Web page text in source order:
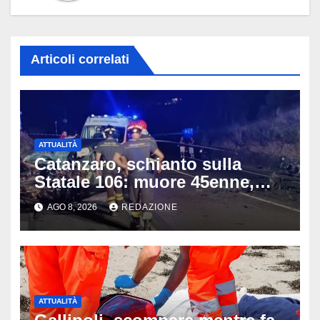
Articoli correlati
ATTUALITÀ
Catanzaro, schianto sulla
Statale 106: muore 45enne,
coinvolti un’auto, un suv e
una moto
AGO 8, 2026 REDAZIONE
ATTUALITÀ